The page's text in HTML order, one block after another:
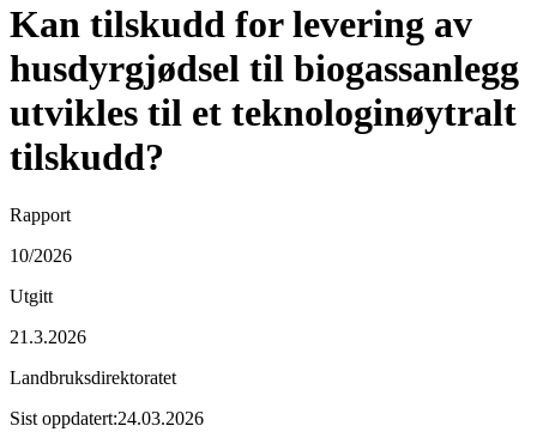
Kan tilskudd for levering av
husdyrgjødsel til biogassanlegg
utvikles til et teknologinøytralt
tilskudd?
Rapport
10/2026
Utgitt
21.3.2026
Landbruksdirektoratet
Sist oppdatert:24.03.2026